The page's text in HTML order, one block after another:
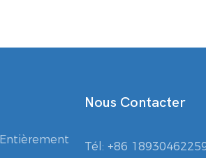
Nous Contacter
Tél: +86